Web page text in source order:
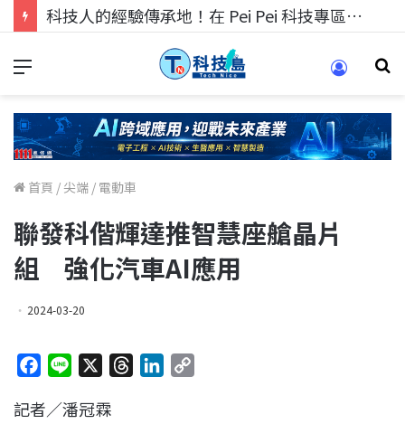
科技人的經驗傳承地！在 Pei Pei 科技專區，與學弟妹交流最硬核的技術
首頁 /尖端 / 電動車
聯發科偕輝達推智慧座艙晶片
組 強化汽車AI應用
2024-03-20
c
n
記者／潘冠霖